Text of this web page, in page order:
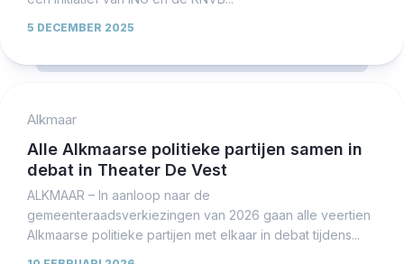
5 DECEMBER 2025
Alkmaar
Alle Alkmaarse politieke partijen samen in
debat in Theater De Vest
ALKMAAR – In aanloop naar de
gemeenteraadsverkiezingen van 2026 gaan alle veertien
Alkmaarse politieke partijen met elkaar in debat tijdens...